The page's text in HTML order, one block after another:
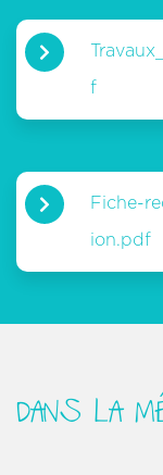
f
Fiche-
ion.pdf
DANS LA